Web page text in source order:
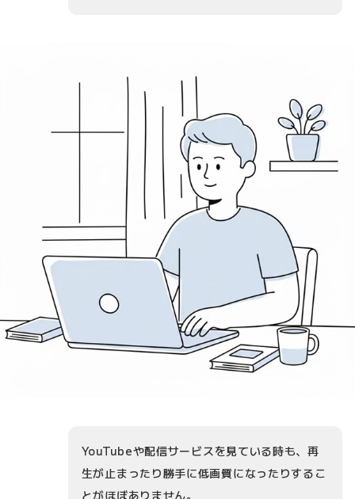
YouTubeや配信サービスを見ている時も、再
生が止まったり勝手に低画質になったりするこ
とがほぼありません。